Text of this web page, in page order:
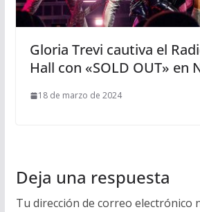
Gloria Trevi cautiva el
Hall con «SOLD OUT» en
18 de marzo de 2024
Deja una respuesta
Tu dirección de correo electrónico